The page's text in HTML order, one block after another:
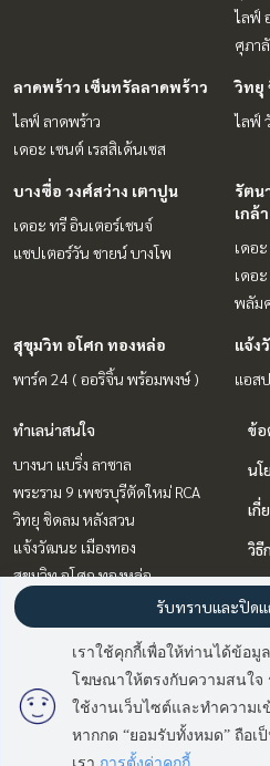
มี2คนกำลัง
ไลฟ์
ศุภา
ลาดพร้าว เซ็นทรัลลาดพร้าว
ไลฟ์ ลาดพร้าว
เดอะ เซนต์ เรสสิเด้นเซส
วิทยุ
ไลฟ์
บางซื่อ วงศ์สว่าง เตาปูน
เดอะ ทรี อินเตอร์เชนจ์
แชปเตอร์วัน ชายน์ บางโพ
รัตน
เกล้า
เดอ
เดอ
พลัม
สุขุมวิท อโศก ทองหล่อ
พาร์ค 24 ( ออริจิ้น พร้อมพงษ์ )
แจ้ง
แอส
ทำเลน่าสนใจ
บางนา แบริ่ง ลาซาล
พระราม 9 เพชรบุรีตัดใหม่ RCA
วิทยุ ชิดลม หลังสวน
แจ้งวัฒนะ เมืองทอง
สุขุมวิท อโศก ทองหล่อ
รัตนาธิเบศร์ สนามบินน้ำ พระนั่ง
เกล้า
ลาดพร้าว เซ็นทรัลลาดพร้าว
บางซื่อ วงศ์สว่าง เตาปูน
ข้อ
นโ
เกี่
วิธี
ติ
เราใช้คุกกี้เพื่อให้ท่านได้ข้อมู
โฆษณาให้ตรงกับความสนใจ
ใช้งานเว็บไซต์และทำความเ
หากกด “ยอมรับทั้งหมด” ถือเ
รับทราบและปิด